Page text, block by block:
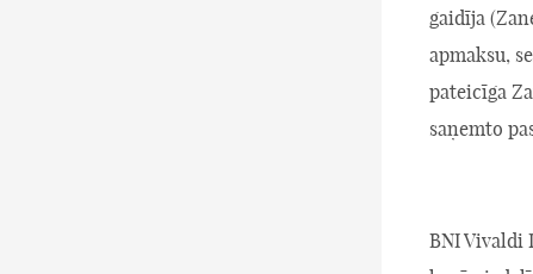
gaidīja
apmaksu,
pateicīga
saņemto
BNI Vivaldi